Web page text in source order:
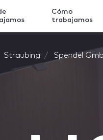
Cómo
trabajamos
Straubing Spendel